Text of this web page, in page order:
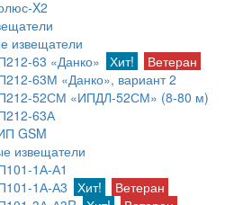
X2
извещатели
63 «Данко»
Хит!
Ветеран
63М «Данко», вариант 2
52СМ «ИПДЛ-52СМ» (8-80 м)
63А
GSM
извещатели
1А-А1
1А-А3
Хит!
Ветеран